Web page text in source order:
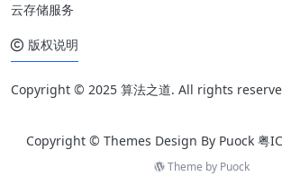
云存储服务
版权说明
Copyright © 2025 算法之道. All rights
Copyright © Themes Design By Puock 粤
Theme by Puock